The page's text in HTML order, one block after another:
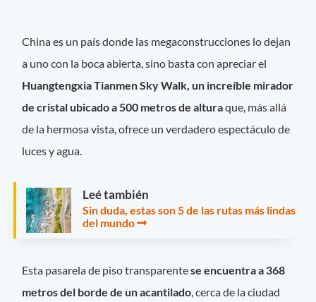
China es un país donde las megaconstrucciones lo dejan
a uno con la boca abierta, sino basta con apreciar el
Huangtengxia Tianmen Sky Walk, un increíble mirador
de cristal ubicado a 500 metros de alturaque, más allá
de la hermosa vista, ofrece un verdadero espectáculo de
luces y agua.
Leé también
Sin duda, estas son 5 de las rutas más lindas
del mundo
Esta pasarela de piso transparentese encuentra a 368
metros del borde de un acantilado, cerca de la ciudad